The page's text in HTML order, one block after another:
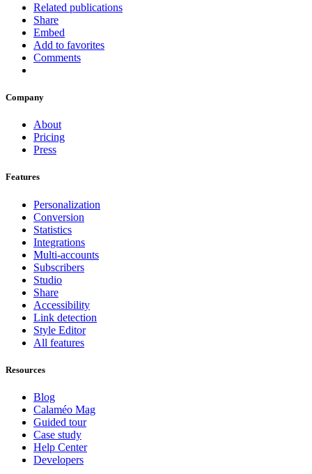
Related publications
Share
Embed
Add to favorites
Comments
Company
About
Pricing
Press
Features
Personalization
Conversion
Statistics
Integrations
Multi-accounts
Subscribers
Studio
Share
Accessibility
Link detection
Style Editor
All features
Resources
Blog
Calaméo Mag
Guided tour
Case study
Help Center
Developers